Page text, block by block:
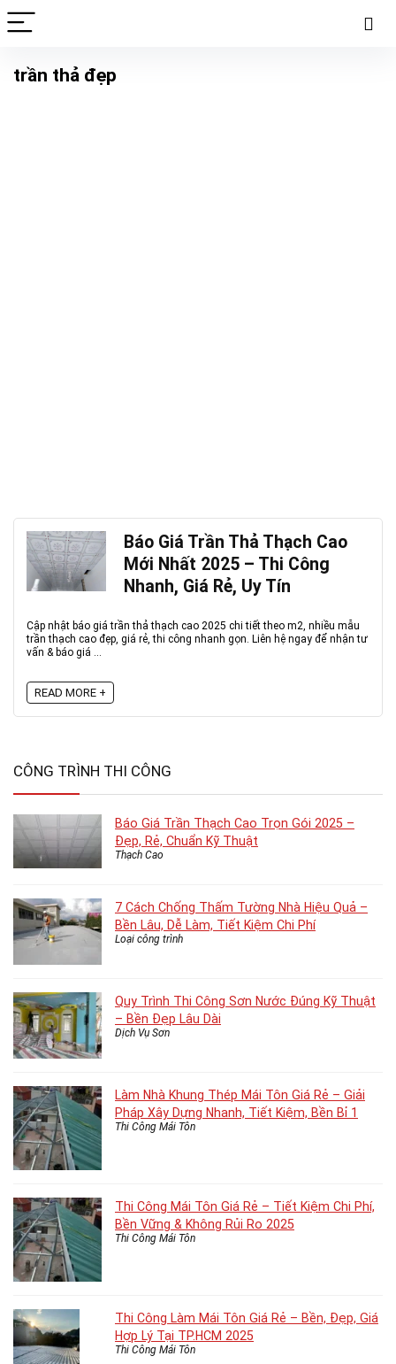
trần thả đẹp
Báo Giá Trần Thả Thạch Cao
Mới Nhất 2025 – Thi Công
Nhanh, Giá Rẻ, Uy Tín
Cập nhật báo giá trần thả thạch cao 2025 chi tiết theo m2, nhiều mẫu
trần thạch cao đẹp, giá rẻ, thi công nhanh gọn. Liên hệ ngay để nhận tư
vấn & báo giá ...
READ MORE +
CÔNG TRÌNH THI CÔNG
Báo Giá Trần Thạch Cao Trọn Gói 2025 –
Đẹp, Rẻ, Chuẩn Kỹ Thuật
Thạch Cao
7 Cách Chống Thấm Tường Nhà Hiệu Quả –
Bền Lâu, Dễ Làm, Tiết Kiệm Chi Phí
Loại công trình
Quy Trình Thi Công Sơn Nước Đúng Kỹ Thuật
– Bền Đẹp Lâu Dài
Dịch Vụ Sơn
Làm Nhà Khung Thép Mái Tôn Giá Rẻ – Giải
Pháp Xây Dựng Nhanh, Tiết Kiệm, Bền Bỉ 1
Thi Công Mái Tôn
Thi Công Mái Tôn Giá Rẻ – Tiết Kiệm Chi Phí,
Bền Vững & Không Rủi Ro 2025
Thi Công Mái Tôn
Thi Công Làm Mái Tôn Giá Rẻ – Bền, Đẹp, Giá
Hợp Lý Tại TP.HCM 2025
Thi Công Mái Tôn